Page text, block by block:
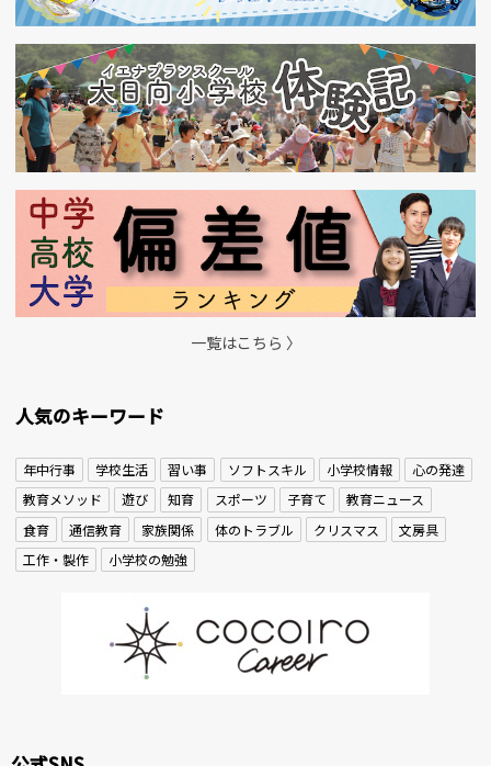
一覧はこちら 〉
人気のキーワード
年中行事 学校生活 習い事 ソフトスキル 小学校情報
心の発達
教育メソッド
遊び 知育 スポーツ 子育て
教育ニュース
食育
通信教育 家族関係 体のトラブル クリスマス
文房具
工作・製作
小学校の勉強